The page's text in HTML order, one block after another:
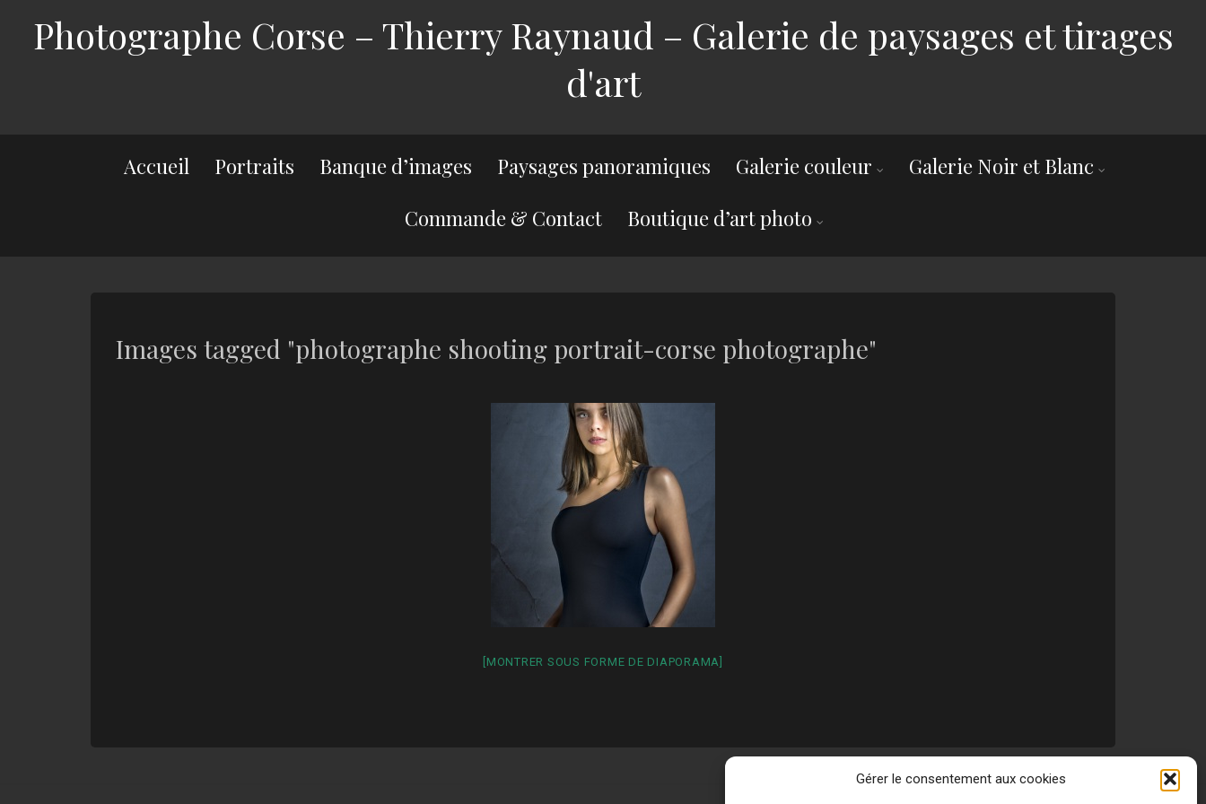
Gérer le consentement aux cookies
Photographe Corse – Thierry Raynaud – Galerie de paysages et tirages
d'art
Accueil Portraits Banque d’images Paysages panoramiques Galerie couleur
Galerie Noir et Blanc
Commande & Contact
Boutique d’art photo
Images tagged "photographe shooting portrait-corse photographe"
[MONTRER SOUS FORME DE DIAPORAMA]